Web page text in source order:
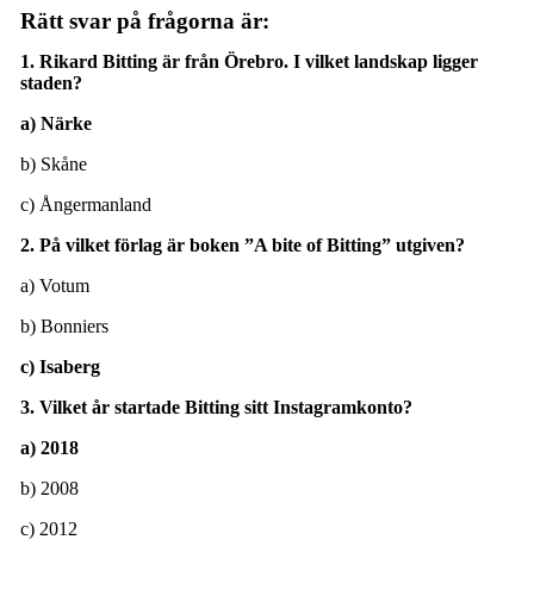
Rätt svar på frågorna är:
1. Rikard Bitting är från Örebro. I vilket landskap ligger
staden?
a) Närke
b) Skåne
c) Ångermanland
2. På vilket förlag är boken ”A bite of Bitting” utgiven?
a) Votum
b) Bonniers
c) Isaberg
3. Vilket år startade Bitting sitt Instagramkonto?
a) 2018
b) 2008
c) 2012